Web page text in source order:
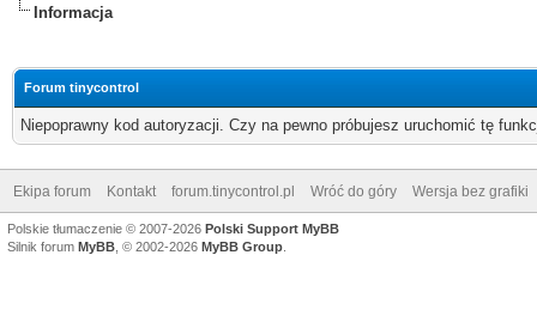
Informacja
Forum tinycontrol
Niepoprawny kod autoryzacji. Czy na pewno próbujesz uruchomić tę
Ekipa forum Kontakt forum.tinycontrol.pl Wróć do góry Wersja bez grafiki
Polskie tłumaczenie © 2007-2026 Polski Support MyBB
Silnik forum MyBB , © 2002-2026 MyBB Group